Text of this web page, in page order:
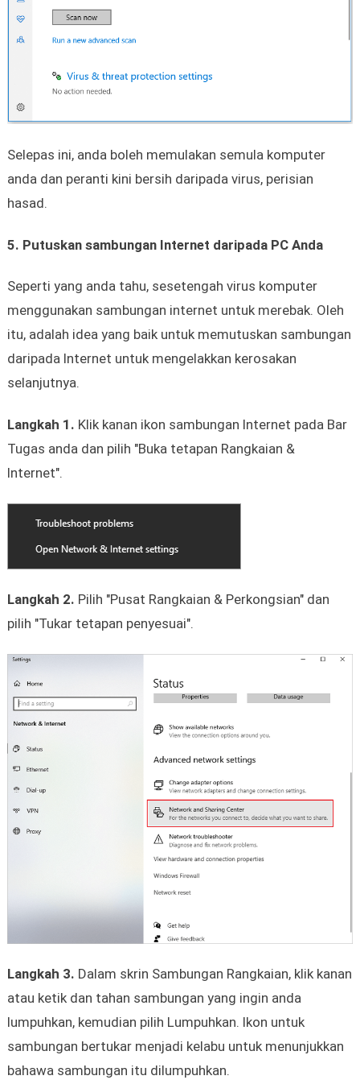
Selepas ini, anda boleh memulakan semula komputer
anda dan peranti kini bersih daripada virus, perisian
hasad.
5. Putuskan sambungan Internet daripada PC Anda
Seperti yang anda tahu, sesetengah virus komputer
menggunakan sambungan internet untuk merebak. Oleh
itu, adalah idea yang baik untuk memutuskan sambungan
daripada Internet untuk mengelakkan kerosakan
selanjutnya.
Langkah 1. Klik kanan ikon sambungan Internet pada Bar
Tugas anda dan pilih "Buka tetapan Rangkaian &
Internet".
Langkah 2. Pilih "Pusat Rangkaian & Perkongsian" dan
pilih "Tukar tetapan penyesuai".
Langkah 3. Dalam skrin Sambungan Rangkaian, klik kanan
atau ketik dan tahan sambungan yang ingin anda
lumpuhkan, kemudian pilih Lumpuhkan. Ikon untuk
sambungan bertukar menjadi kelabu untuk menunjukkan
bahawa sambungan itu dilumpuhkan.